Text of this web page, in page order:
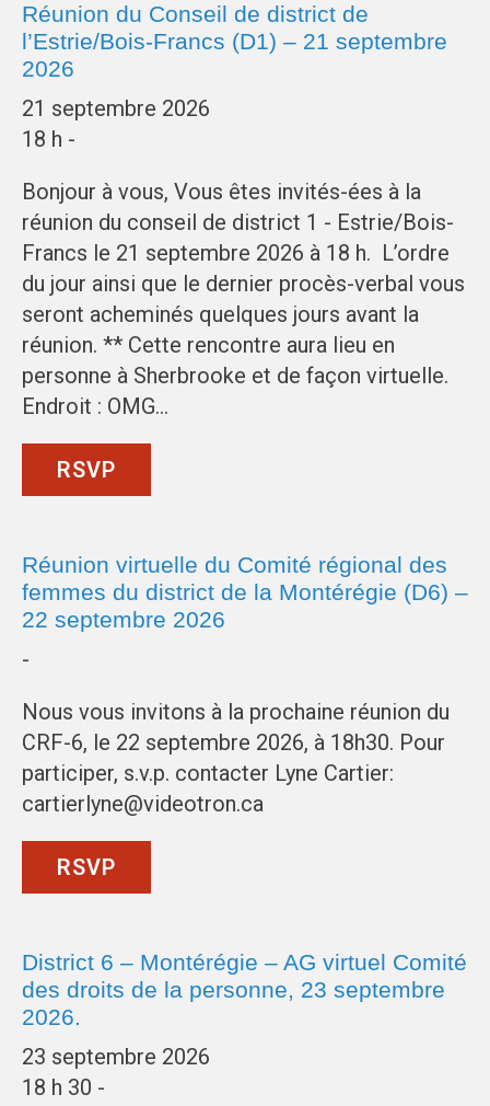
Réunion du Conseil de district de
l’Estrie/Bois-Francs (D1) – 21 septembre
2026
21 septembre 2026
18 h -
Bonjour à vous, Vous êtes invités-ées à la
réunion du conseil de district 1 - Estrie/Bois-
Francs le 21 septembre 2026 à 18 h. L’ordre
du jour ainsi que le dernier procès-verbal vous
seront acheminés quelques jours avant la
réunion. ** Cette rencontre aura lieu en
personne à Sherbrooke et de façon virtuelle.
Endroit : OMG…
RSVP
Réunion virtuelle du Comité régional des
femmes du district de la Montérégie (D6) –
22 septembre 2026
-
Nous vous invitons à la prochaine réunion du
CRF-6, le 22 septembre 2026, à 18h30. Pour
participer, s.v.p. contacter Lyne Cartier:
cartierlyne@videotron.ca
RSVP
District 6 – Montérégie – AG virtuel Comité
des droits de la personne, 23 septembre
2026.
23 septembre 2026
18 h 30 -